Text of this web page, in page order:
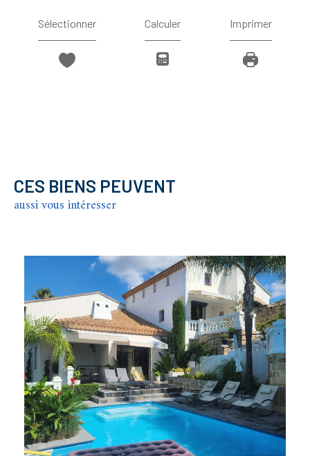
Sélectionner Calculer Imprimer
CES BIENS PEUVENT
aussi vous intéresser